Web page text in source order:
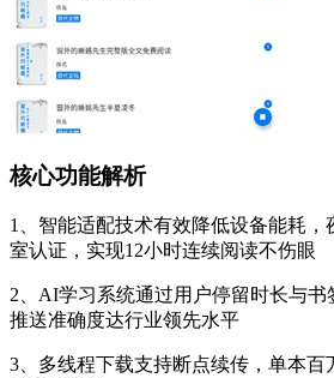
核心功能解析
1、智能适配技术有效降低设备能耗
室认证，实现12小时连续阅读不伤眼
2、AI学习系统通过用户停留时长与书
推送准确度达行业领先水平
3、多线程下载支持断点续传，单本百